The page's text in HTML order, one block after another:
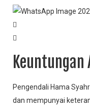
Keuntungan
Pengendali Hama
dan mempunyai